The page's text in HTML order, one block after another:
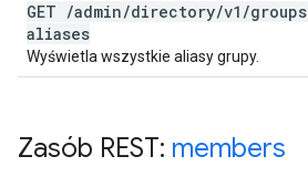
GET /admin/directory/v1 /groups
aliases
Wyświetla wszystkie aliasy grupy.
Zasób REST: members